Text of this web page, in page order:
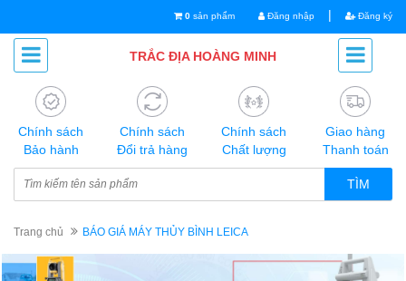
0 sản phẩm Đăng nhập | Đăng ký
TRẮC ĐỊA HOÀNG MINH
Chính sách
Bảo hành
Chính sách
Đổi trả hàng
Chính sách
Chất lượng
Giao hàng
Thanh toán
TÌM
Trang chủ BÁO GIÁ MÁY THỦY BÌNH LEICA